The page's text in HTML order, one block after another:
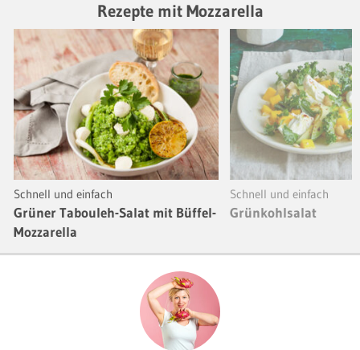
Rezepte mit Mozzarella
Schnell und einfach
Grüner Tabouleh-Salat mit Büffel-
Mozzarella
Schnell und einfach
Grünkohlsalat